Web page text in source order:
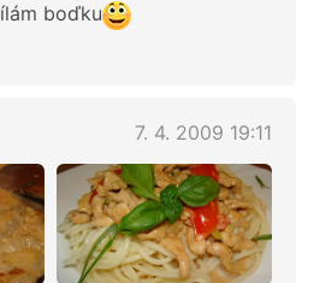
boďku
7. 4. 2009 19:11